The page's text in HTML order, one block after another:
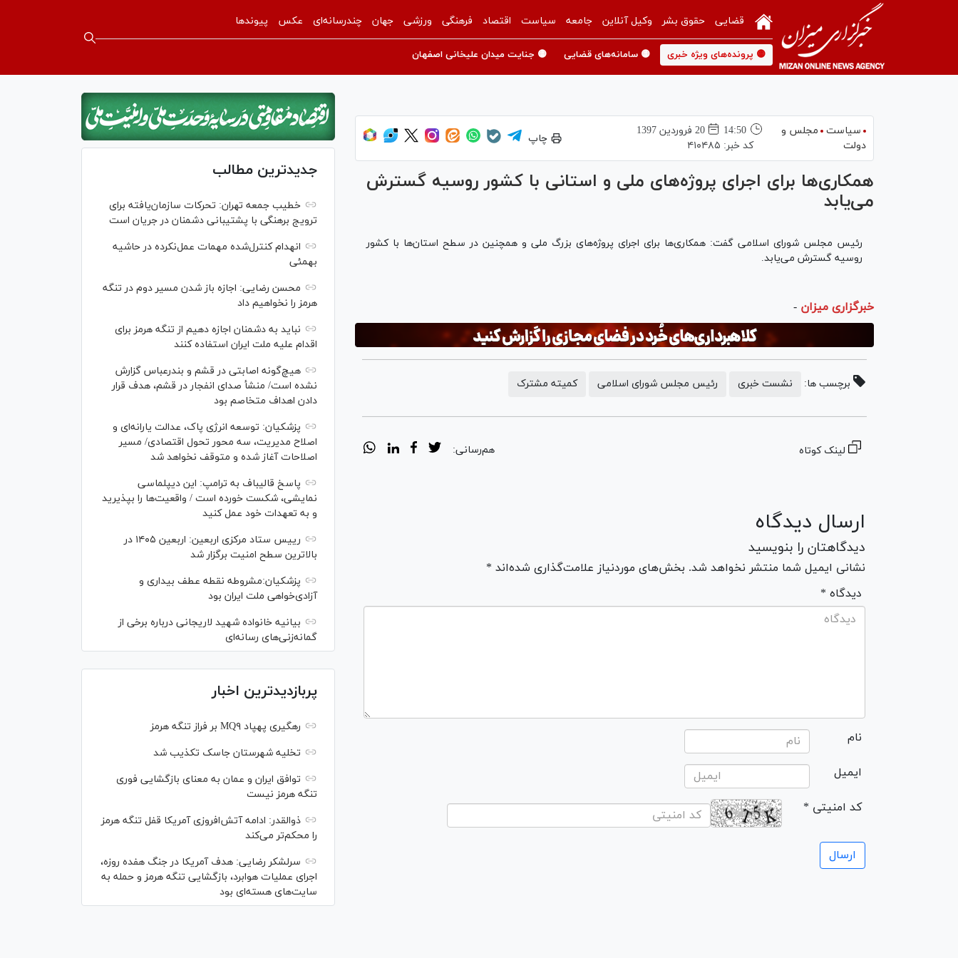
قضایی حقوق بشر وکیل آنلاین جامعه سیاست اقتصاد فرهنگی ورزشی جهان چندرسانه‌ای عکس پیوندها
🟡 پرونده‌های ویژه خبری 🟡 سامانه‌های قضایی 🟡 جنایت میدان علیخانی اصفهان
سیاست
مجلس و
دولت
14:50
20 فروردين 1397
کد خبر: ۴۱۰۴۸۵
چاپ
همکاری‌ها برای اجرای پروژه‌های ملی و استانی با کشور روسیه گسترش
می‌یابد
رئیس مجلس شورای اسلامی گفت: همکاری‌ها برای اجرای پروژه‌های بزرگ ملی و همچنین در سطح استان‌ها با کشور
روسیه گسترش می‌یابد.
خبرگزاری میزان -
برچسب ها: نشست خبری رئیس مجلس شورای اسلامی کمیته مشترک
لینک کوتاه هم‌رسانی:
ارسال دیدگاه
دیدگاهتان را بنویسید
نشانی ایمیل شما منتشر نخواهد شد. بخش‌های موردنیاز علامت‌گذاری شده‌اند *
* دیدگاه
نام
ایمیل
* کد امنیتی
جدیدترین مطالب
خطیب جمعه تهران: تحرکات سازمان‌یافته برای
ترویج برهنگی با پشتیبانی دشمنان در جریان است
انهدام کنترل‌شده مهمات عمل‌نکرده در حاشیه
بهمئی
محسن رضایی: اجازه باز شدن مسیر دوم در تنگه
هرمز را نخواهیم داد
نباید به دشمنان اجازه دهیم از تنگه هرمز برای
اقدام علیه ملت ایران استفاده کنند
هیچ‌گونه اصابتی در قشم و بندرعباس گزارش
نشده است/ منشأ صدای انفجار در قشم، هدف قرار
دادن اهداف متخاصم بود
پزشکیان: توسعه انرژی پاک، عدالت یارانه‌ای و
اصلاح مدیریت، سه محور تحول اقتصادی/ مسیر
اصلاحات آغاز شده و متوقف نخواهد شد
پاسخ قالیباف به ترامپ: این دیپلماسی
نمایشی، شکست خورده است / واقعیت‌ها را بپذیرید
و به تعهدات خود عمل کنید
رییس ستاد مرکزی اربعین: اربعین ۱۴۰۵ در
بالاترین سطح امنیت برگزار شد
پزشکیان:مشروطه نقطه عطف بیداری و
آزادی‌خواهی ملت ایران بود
بیانیه خانواده شهید لاریجانی درباره برخی از
گمانه‌زنی‌های رسانه‌ای
پربازدیدترین اخبار
رهگیری پهپاد MQ۹ بر فراز تنگه هرمز
تخلیه شهرستان جاسک تکذیب شد
توافق ایران و عمان به معنای بازگشایی فوری
تنگه هرمز نیست
ذوالقدر: ادامه آتش‌افروزی آمریکا قفل تنگه هرمز
را محکم‌تر می‌کند
سرلشکر رضایی: هدف آمریکا در جنگ هفده روزه،
اجرای عملیات هوابرد، بازگشایی تنگه هرمز و حمله به
سایت‌های هسته‌ای بود